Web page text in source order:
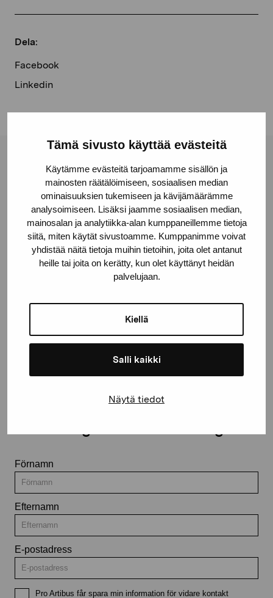
Tämä sivusto käyttää evästeitä
Käytämme evästeitä tarjoamamme sisällön ja
mainosten räätälöimiseen, sosiaalisen median
ominaisuuksien tukemiseen ja kävijämäärämme
analysoimiseen. Lisäksi jaamme sosiaalisen median,
mainosalan ja analytiikka-alan kumppaneillemme tietoja
siitä, miten käytät sivustoamme. Kumppanimme voivat
yhdistää näitä tietoja muihin tietoihin, joita olet antanut
heille tai joita on kerätty, kun olet käyttänyt heidän
palvelujaan.
Kiellä
Salli kaikki
Näytä tiedot
Dela:
Facebook
Linkedin
Stiftelsen Pro Artibus
Gustav Wasas gata 11
10600 Ekenäs
proartibus@proartibus.fi
+358 (0)50 371 6339
Kontakta oss
Håll dig uppdaterad om aktuella
Förnamn
Efternamn
E-postadress
Pro Artibus får spara min information för vidare kontakt